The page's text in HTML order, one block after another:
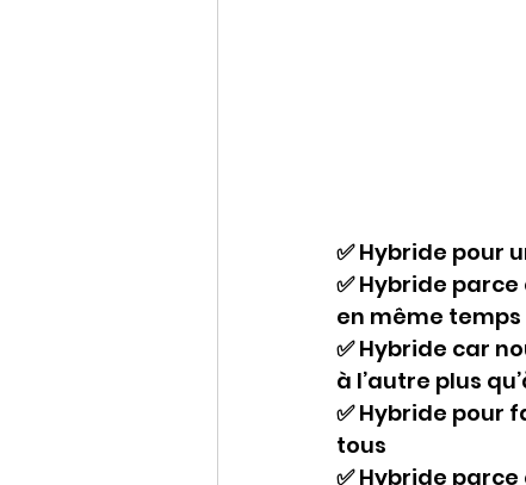
✅ Hybride pour
✅ Hybride parce
en même temps
✅ Hybride car
à l’autre plus
✅ Hybride pour
tous
✅ Hybride parce